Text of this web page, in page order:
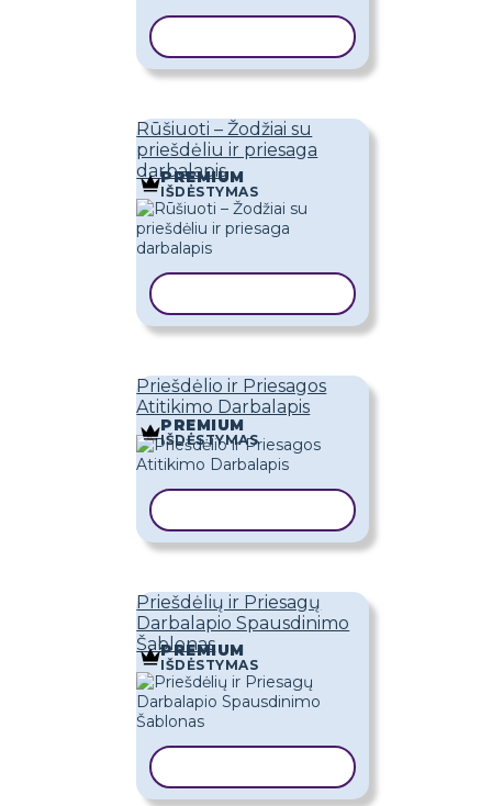
Rūšiuoti – Žodžiai su
priešdėliu ir priesaga
darbalapis
PREMIUM
IŠDĖSTYMAS
Priešdėlio ir Priesagos
Atitikimo Darbalapis
PREMIUM
IŠDĖSTYMAS
Priešdėlių ir Priesagų
Darbalapio Spausdinimo
Šablonas
PREMIUM
IŠDĖSTYMAS